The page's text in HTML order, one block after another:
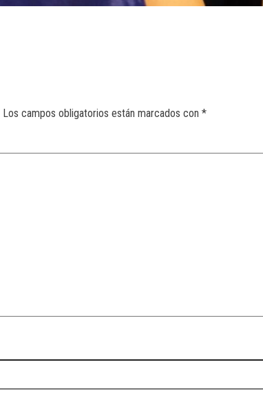
Los campos obligatorios están marcados con *